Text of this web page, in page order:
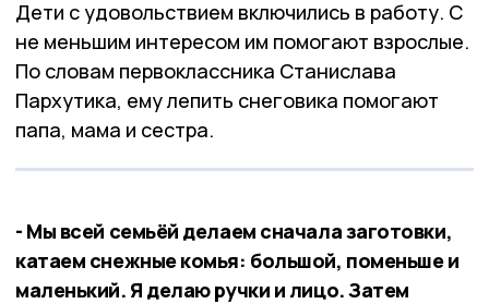
Дети с удовольствием включились в работу. С
не меньшим интересом им помогают взрослые.
По словам первоклассника Станислава
Пархутика, ему лепить снеговика помогают
папа, мама и сестра.
- Мы всей семьёй делаем сначала заготовки,
катаем снежные комья: большой, поменьше и
маленький. Я делаю ручки и лицо. Затем